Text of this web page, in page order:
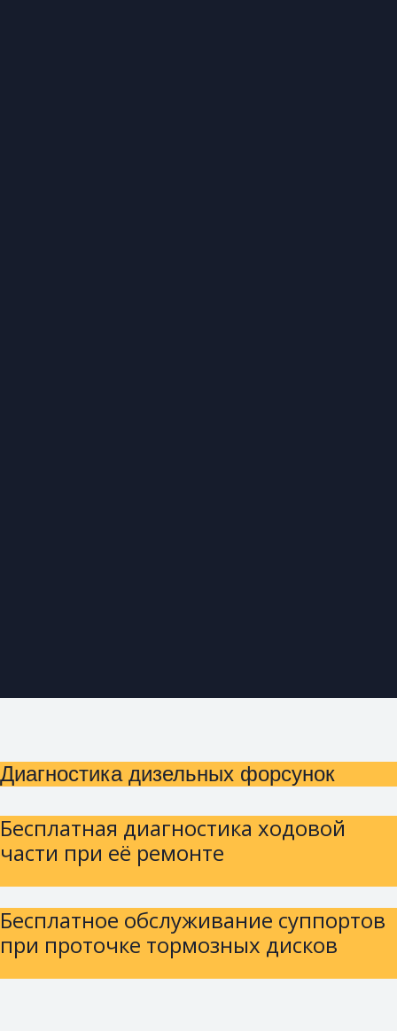
Диагностика дизельных форсунок
Бесплатная диагностика ходовой
части при её ремонте
Бесплатное обслуживание суппортов
при проточке тормозных дисков